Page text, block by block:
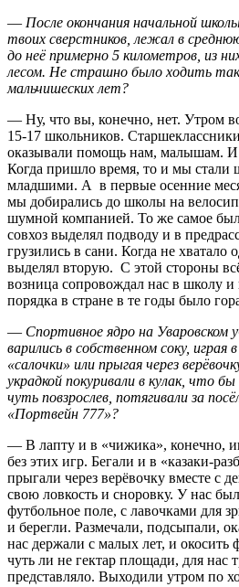
— После окончания начальной
твоих сверстников, лежал в
до неё примерно 5 километров, из
лесом. Не страшно было ходить
мальчишеских лет?
— Ну, что вы, конечно, нет. Утром
15-17 школьников.
оказывали помощь нам, малышам. И
Когда пришло время, то и мы стали
младшими. А в первые осенние
мы добирались до школы на
шумной компанией. То же самое
совхоз выделял подводу и в
грузились в сани. Когда не хватало
выделял вторую. С этой стороны
возница сопровождал нас в школу
порядка в стране в те годы было
— Спортивное ядро на Уваровском
варились в собственном соку,
«салочки» или прыгая через
украдкой покуривали в кулак, что
чуть повзрослев, потягивали за
«Портвейн 777»?
— В лапту и в «чижика», конечно,
без этих игр. Бегали и в «казаки-
прыгали через верёвочку вместе с
свою ловкость и сноровку. У нас
футбольное поле, с лавочками для
и берегли. Размечали, подсыпали,
нас держали с малых лет, и окосить
чуть ли не гектар площади, для нас
представляло. Выходили утром по